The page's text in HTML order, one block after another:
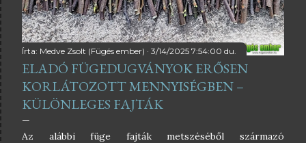
Írta: Medve Zsolt (Fügés ember) 3/14/2025 7:54:00 du.
ELADÓ FÜGEDUGVÁNYOK ERŐSEN
KORLÁTOZOTT MENNYISÉGBEN –
KÜLÖNLEGES FAJTÁK
Az alábbi füge fajták metszéséből származó